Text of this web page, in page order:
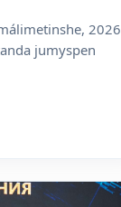
2026
jumyspen